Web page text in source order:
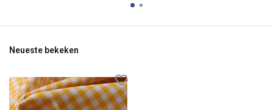
Neueste bekeken